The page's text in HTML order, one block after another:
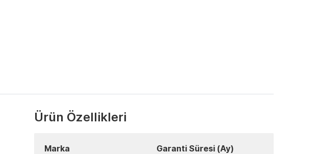
Ürün Özellikleri
Marka Garanti Süresi (Ay)